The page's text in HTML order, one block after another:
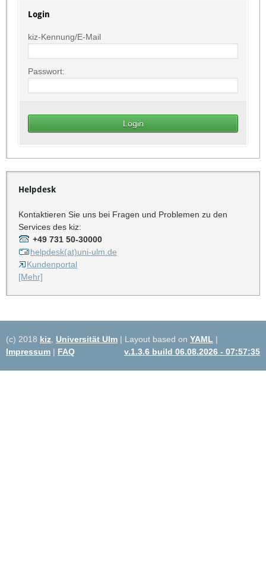
Login
kiz-Kennung/E-Mail
Passwort:
Helpdesk
Kontaktieren Sie uns bei Fragen und Problemen zu den
Services des kiz:
+49 731 50-30000
helpdesk(at)uni-ulm.de
Kundenportal
[Mehr]
(c) 2018 kiz Universität Ulm | Layout based on YAML |
Impressum | FAQ v.1.3.6 build 06.08.2026 - 07:57:35